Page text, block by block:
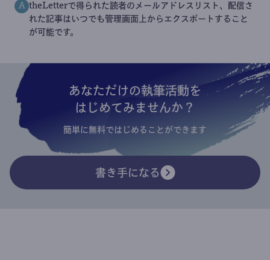
A theLetterで得られた読者のメールアドレスリスト、配信さ
れた記事はいつでも管理画面上からエクスポートすること
が可能です。
あなただけの執筆活動を
はじめてみませんか？
簡単に無料ではじめることができます
書き手になる